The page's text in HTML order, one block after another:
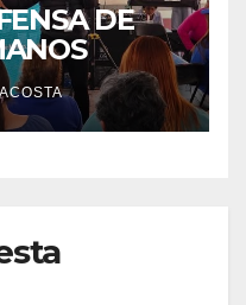
DE